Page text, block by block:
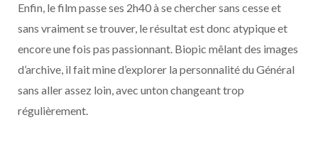
Enfin, le film passe ses 2h40 à se chercher sans cesse et
sans vraiment se trouver, le résultat est donc atypique et
encore une fois pas passionnant. Biopic mêlant des images
d’archive, il fait mine d’explorer la personnalité du Général
sans aller assez loin, avec unton changeant trop
régulièrement.